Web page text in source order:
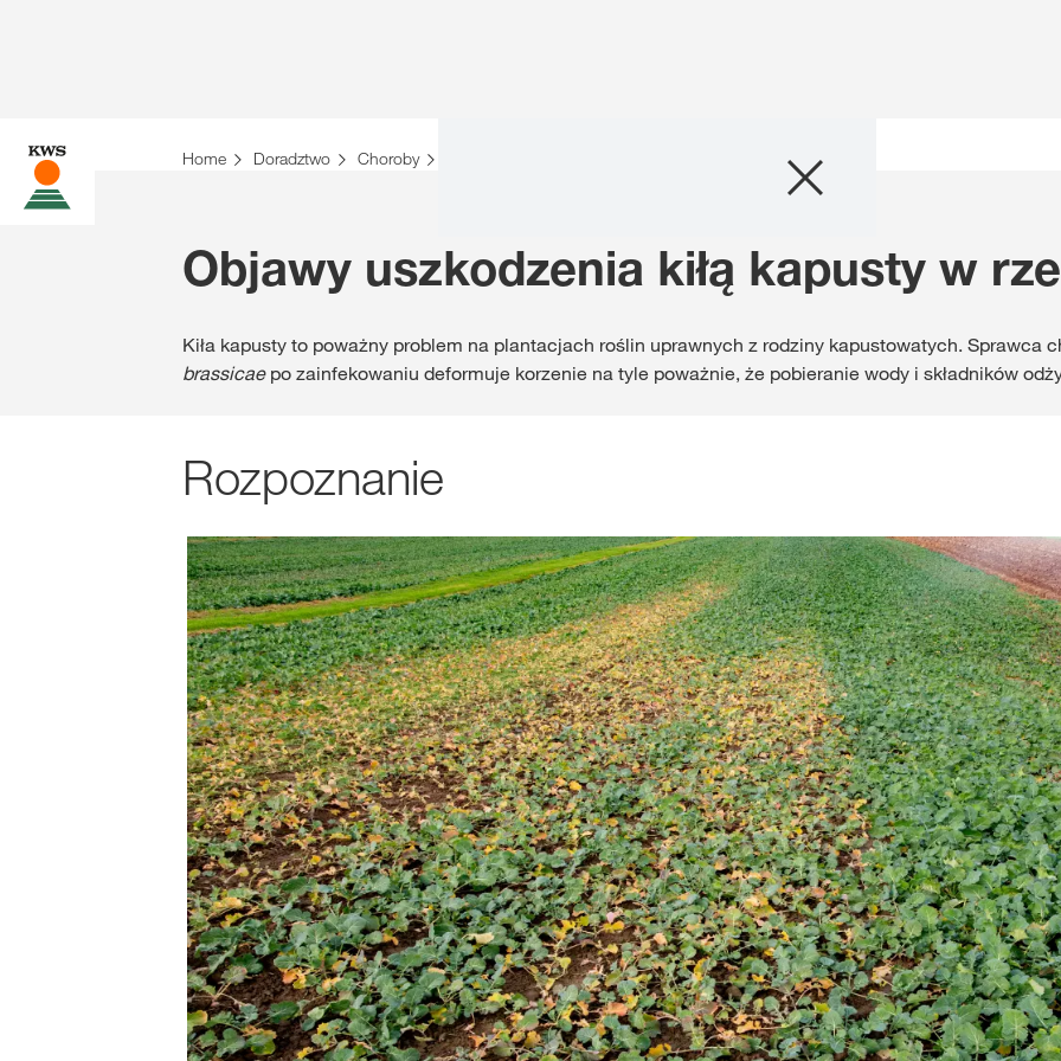
Promocje
Co nowego?
Gdzie kupić?
Sklep
myKWS
wsparcie dla
Grupy KWS
kws.com/
Home Doradztwo Choroby
Objawy uszkodzenia kiłą kapusty w
Kiła kapusty to poważny problem na plantacjach roślin uprawnych z rodziny kapustowatych. Sprawca
brassicaepo zainfekowaniu deformuje korzenie na tyle poważnie, że pobieranie wody i składników
Rozpoznanie